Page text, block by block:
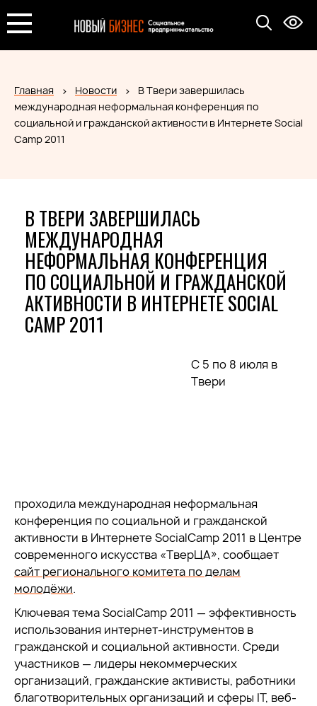
Главная Новости
В Твери завершилась
международная неформальная конференция по
социальной и гражданской активности в Интернете Social
Camp 2011
В ТВЕРИ ЗАВЕРШИЛАСЬ
МЕЖДУНАРОДНАЯ
НЕФОРМАЛЬНАЯ КОНФЕРЕНЦИЯ
ПО СОЦИАЛЬНОЙ И ГРАЖДАНСКОЙ
АКТИВНОСТИ В ИНТЕРНЕТЕ SOCIAL
CAMP 2011
С 5 по 8 июля в
Твери
проходила международная неформальная
конференция по социальной и гражданской
активности в Интернете SocialCamp 2011 в Центре
современного искусства «ТверЦА», сообщает
сайт регионального комитета по делам
молодёжи.
Ключевая тема SocialCamp 2011 — эффективность
использования интернет-инструментов в
гражданской и социальной активности. Среди
участников — лидеры некоммерческих
организаций, гражданские активисты, работники
благотворительных организаций и сферы IT, веб-